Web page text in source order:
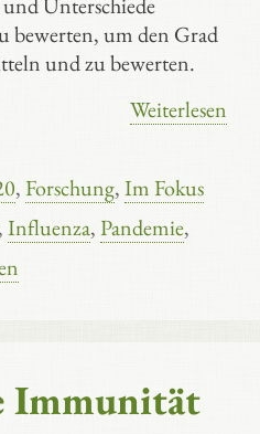
bewerten, um den Grad
und zu bewerten.
Weiterlesen
, Forschung,Im Fokus
,Influenza,Pandemie,
Immunität